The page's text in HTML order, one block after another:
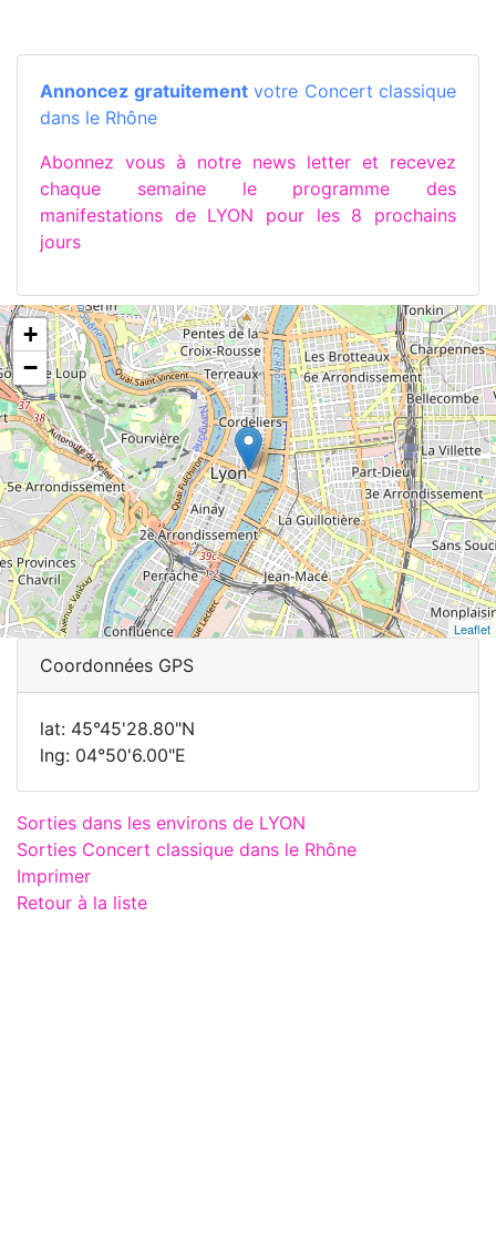
Annoncez gratuitementvotre Concert classique
dans le Rhône
Abonnez vous à notre news letter et recevez
chaque semaine le programme des
manifestations de LYON pour les 8 prochains
jours
+
−
Leaflet
Coordonnées GPS
lat: 45°45'28.80"N
lng: 04°50'6.00"E
Sorties dans les environs de LYON
Sorties Concert classique dans le Rhône
Imprimer
Retour à la liste